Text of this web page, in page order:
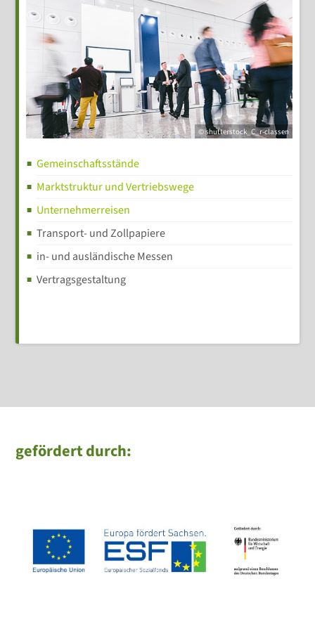
© shutterstock_C_r-classen
Gemeinschaftsstände
Marktstruktur und Vertriebswege
Unternehmerreisen
Transport- und Zollpapiere
in- und ausländische Messen
Vertragsgestaltung
gefördert durch: